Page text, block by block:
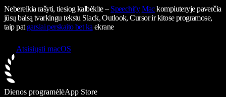
Nebereikia rašyti, tiesiog kalbėkite – Speechify Mackompiuteryje paverčia
jūsų balsą tvarkingu tekstu Slack, Outlook, Cursor ir kitose programose,
taip pat garsiai perskaito bet ką ekrane
Atsisiųsti macOS
Dienos programėlėApp Store